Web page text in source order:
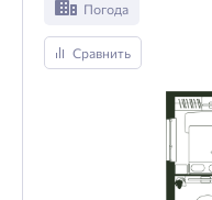
Погода
Сравнить